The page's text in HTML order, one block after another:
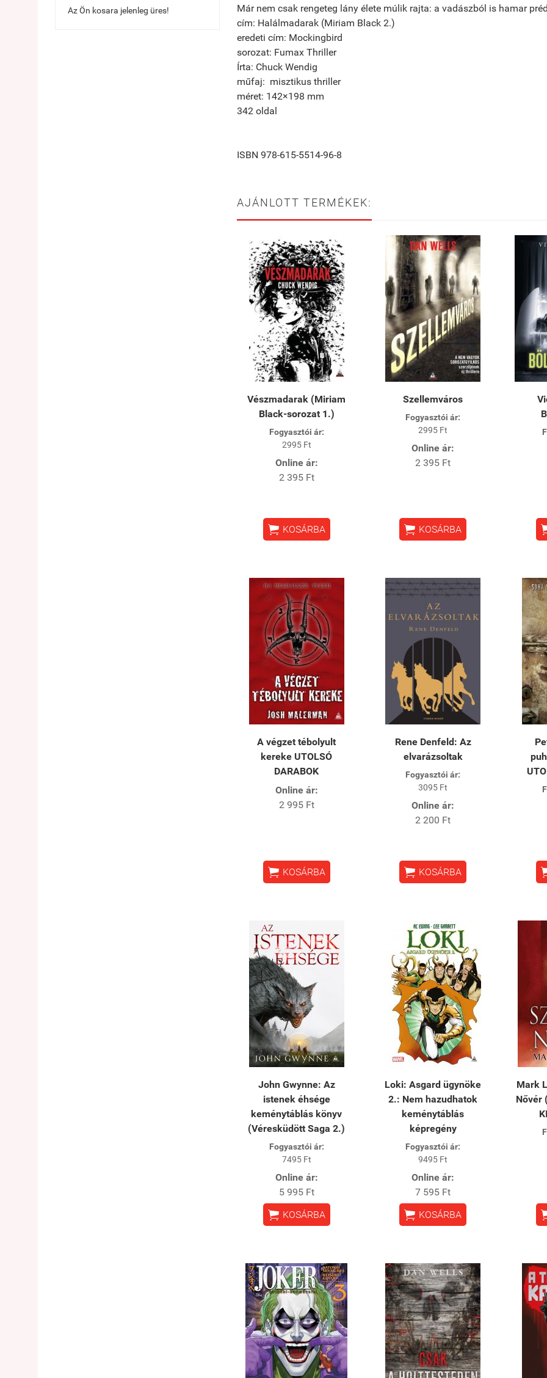
Az Ön kosara jelenleg üres!
Már nem csak rengeteg lány élete múlik rajta: a vadászból is hamar
cím: Halálmadarak (Miriam Black 2.)
eredeti cím: Mockingbird
sorozat: Fumax Thriller
Írta: Chuck Wendig
műfaj: misztikus thriller
méret: 142×198 mm
342 oldal
ISBN 978-615-5514-96-8
AJÁNLOTT TERMÉKEK:
Vészmadarak (Miriam
Black-sorozat 1.)
Fogyasztói ár:
2995 Ft
Online ár:
2 395 Ft
 KOSÁRBA
Szellemváros
Fogyasztói ár:
2995 Ft
Online ár:
2 395 Ft
 KOSÁRBA
A végzet tébolyult
kereke UTOLSÓ
DARABOK
Online ár:
2 995 Ft
 KOSÁRBA
Rene Denfeld: Az
elvarázsoltak
Fogyasztói ár:
3095 Ft
Online ár:
2 200 Ft
 KOSÁRBA
John Gwynne: Az
istenek éhsége
keménytáblás könyv
(Véresküdött Saga 2.)
Fogyasztói ár:
7495 Ft
Online ár:
5 995 Ft
 KOSÁRBA
Loki: Asgard ügynöke
2.: Nem hazudhatok
keménytáblás
képregény
Fogyasztói ár:
9495 Ft
Online ár:
7 595 Ft
 KOSÁRBA
Mark
Nővér